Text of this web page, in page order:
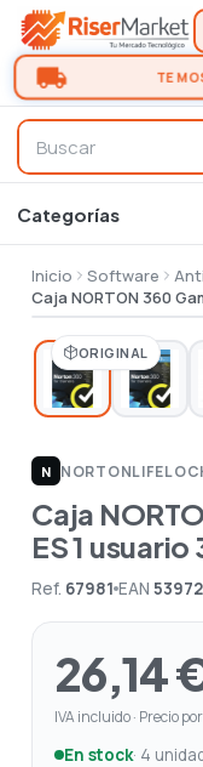
Inicio Software
Caja NORTON 360
ORIGINAL
N
Caja
ES 1
Ref. 67981 EAN
26,14
IVA incluido · Precio
En stock· 4